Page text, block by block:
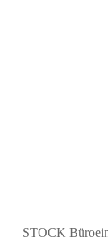
STOCK